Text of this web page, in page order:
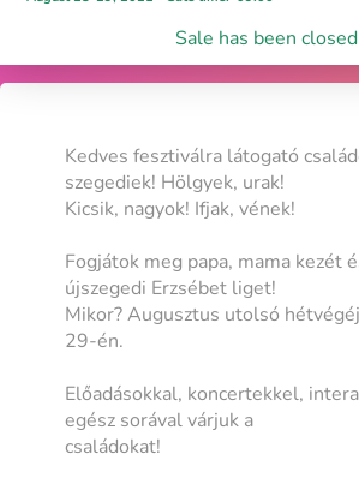
Sale has been
Kedves fesztiválra látogató
szegediek! Hölgyek, urak!
Kicsik, nagyok! Ifjak, vének!
Fogjátok meg papa, mama kezét
újszegedi Erzsébet liget!
Mikor? Augusztus utolsó
29-én.
Előadásokkal, koncertekkel,
egész sorával várjuk a
családokat!